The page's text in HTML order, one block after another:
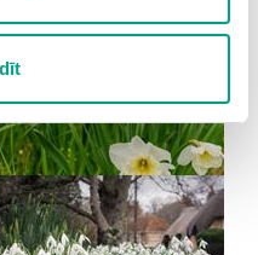
Jūs varat mainīt
ir iespēja atsaukt savu